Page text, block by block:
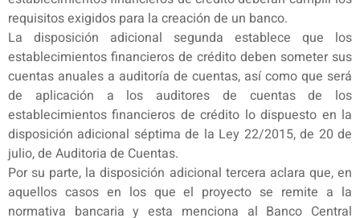
requisitos exigidos para la creación de un banco.
La disposición adicional segunda establece que los
establecimientos financieros de crédito deben someter sus
cuentas anuales a auditoría de cuentas, así como que será
de aplicación a los auditores de cuentas de los
establecimientos financieros de crédito lo dispuesto en la
disposición adicional séptima de la Ley 22/2015, de 20 de
julio, de Auditoria de Cuentas.
Por su parte, la disposición adicional tercera aclara que, en
aquellos casos en los que el proyecto se remite a la
normativa bancaria y esta menciona al Banco Central